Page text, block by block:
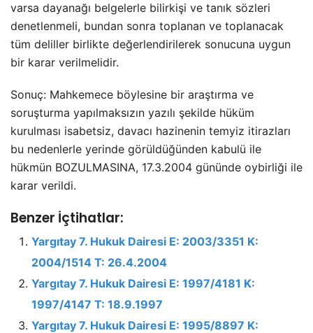
varsa dayanağı belgelerle bilirkişi ve tanık sözleri
denetlenmeli, bundan sonra toplanan ve toplanacak
tüm deliller birlikte değerlendirilerek sonucuna uygun
bir karar verilmelidir.
Sonuç: Mahkemece böylesine bir araştırma ve
soruşturma yapılmaksızın yazılı şekilde hüküm
kurulması isabetsiz, davacı hazinenin temyiz itirazları
bu nedenlerle yerinde görüldüğünden kabulü ile
hükmün BOZULMASINA, 17.3.2004 gününde oybirliği ile
karar verildi.
Benzer İçtihatlar:
Yargıtay 7. Hukuk Dairesi E: 2003/3351 K:
2004/1514 T: 26.4.2004
Yargıtay 7. Hukuk Dairesi E: 1997/4181 K:
1997/4147 T: 18.9.1997
Yargıtay 7. Hukuk Dairesi E: 1995/8897 K: